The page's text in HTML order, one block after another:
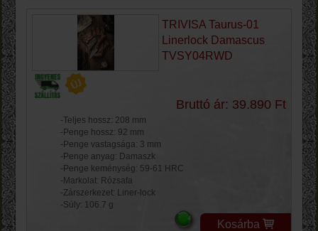
TRIVISA Taurus-01
Linerlock Damascus
TVSY04RWD
Bruttó ár: 39.890 Ft
-Teljes hossz: 208 mm
-Penge hossz: 92 mm
-Penge vastagsága: 3 mm
-Penge anyag: Damaszk
-Penge keménység: 59-61 HRC
-Markolat: Rózsafa
-Zárszerkezet: Liner-lock
-Súly: 106.7 g
Kosárba